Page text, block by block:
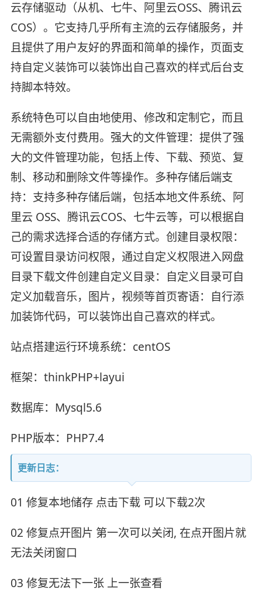
云存储驱动（从机、七牛、阿里云OSS、腾讯云
COS）。它支持几乎所有主流的云存储服务，并
且提供了用户友好的界面和简单的操作，页面支
持自定义装饰可以装饰出自己喜欢的样式后台支
持脚本特效。
系统特色可以自由地使用、修改和定制它，而且
无需额外支付费用。强大的文件管理：提供了强
大的文件管理功能，包括上传、下载、预览、复
制、移动和删除文件等操作。多种存储后端支
持：支持多种存储后端，包括本地文件系统、阿
里云 OSS、腾讯云COS、七牛云等，可以根据自
己的需求选择合适的存储方式。创建目录权限：
可设置目录访问权限，通过自定义权限进入网盘
目录下载文件创建自定义目录：自定义目录可自
定义加载音乐，图片，视频等首页寄语：自行添
加装饰代码，可以装饰出自己喜欢的样式。
站点搭建运行环境系统：centOS
框架：thinkPHP+layui
数据库：Mysql5.6
PHP版本：PHP7.4
更新日志：
01 修复本地储存 点击下载 可以下载2次
02 修复点开图片 第一次可以关闭, 在点开图片就
无法关闭窗口
03 修复无法下一张 上一张查看